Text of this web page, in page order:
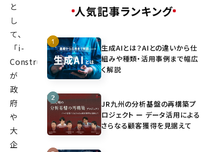
と
し
て、
「i-
Construction」
が
政
府
や
大
企
人気記事ランキング
生成AIとは？AIとの違いから仕
組みや種類・活用事例まで幅広
く解説
JR九州の分析基盤の再構築プ
ロジェクト ー データ活用による
さらなる顧客獲得を見据えて